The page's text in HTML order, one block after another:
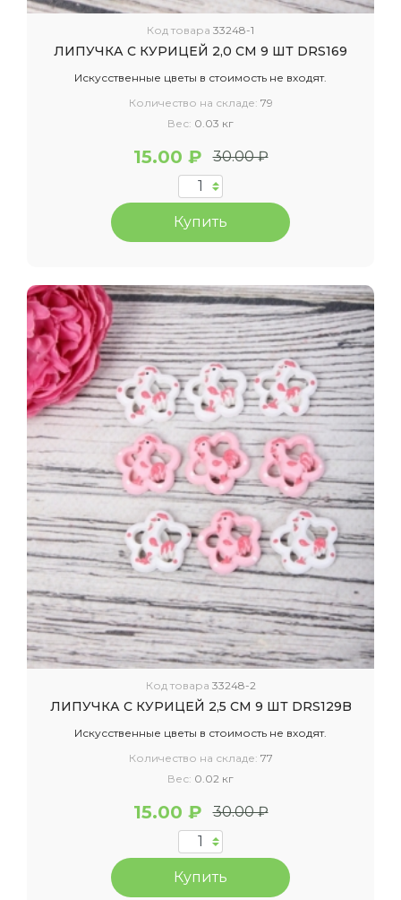
Код товара 33248-1
ЛИПУЧКА С КУРИЦЕЙ 2,0 СМ 9 ШТ DRS169
Искусственные цветы в стоимость не входят.
Количество на складе: 79
Вес: 0.03 кг
15.00 ₽ 30.00 ₽
Купить
Код товара 33248-2
ЛИПУЧКА С КУРИЦЕЙ 2,5 СМ 9 ШТ DRS129B
Искусственные цветы в стоимость не входят.
Количество на складе: 77
Вес: 0.02 кг
15.00 ₽ 30.00 ₽
Купить